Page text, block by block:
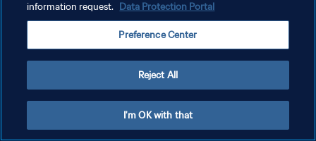
サービス利用規約
information request. Data Protection Portal
Preference Center
Reject All
I'm OK with that